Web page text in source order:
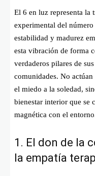
El 6 en luz representa
experimental del
estabilidad y madurez
esta vibración de forma
verdaderos pilares de
comunidades. No
el miedo a la soledad,
bienestar interior que se
magnética con el
1. El don de la
la empatía